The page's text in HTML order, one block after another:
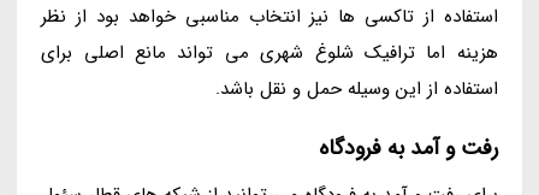
استفاده از تاکسی ها نیز انتخاب مناسبی خواهد بود از نظر
هزینه اما ترافیک شلوغ شهری می تواند مانع اصلی برای
استفاده از این وسیله حمل و نقل باشد.
رفت و آمد به فرودگاه